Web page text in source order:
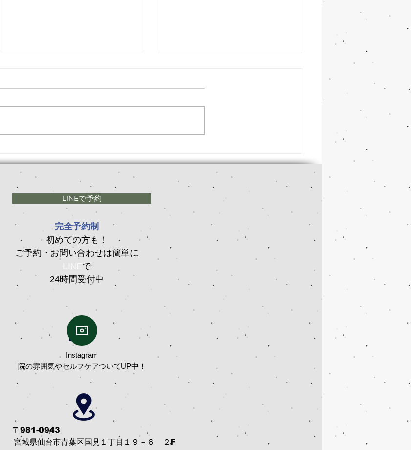
率良く体を温める方法
コツ
LINEで予約
完全予約制
初めての方も！
ご予約・お問い合わせは簡単に
で
24時間受付中
Instagram
院の雰囲気やセルフケアついてUP中！
〒981-0943
​ 宮城県仙台市青葉区国見１丁目１９－６ ２F